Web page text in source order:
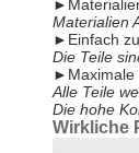
►
Materialien
► Einfach
Die Teile
►
Alle Teile
Die hohe
Wirkliche